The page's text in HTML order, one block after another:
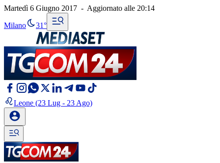
Martedì 6 Giugno 2017 - Aggiornato alle 20:14
Milano 31°
Leone (23 Lug - 23 Ago)